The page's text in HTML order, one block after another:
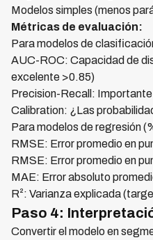
Modelos simples (menos
Métricas de evaluación:
Para modelos de
AUC-ROC: Capacidad de
excelente >0.85)
Precision-Recall:
Calibration: ¿Las
Para modelos de regresión
RMSE: Error promedio en
RMSE: Error promedio en
MAE: Error absoluto
R²: Varianza explicada
Paso 4:
Convertir el modelo en